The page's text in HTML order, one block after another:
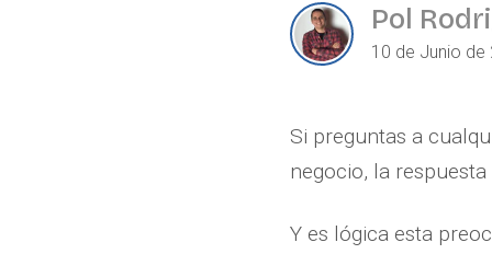
Pol
10 de Junio de
Si preguntas a
negocio, la respuesta
Y es lógica esta